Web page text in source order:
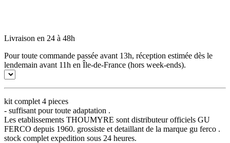
Livraison en 24 à 48h
Pour toute commande passée avant 13h, réception estimée dès le
lendemain avant 11h en Île-de-France (hors week-ends).
kit complet 4 pieces
- suffisant pour toute adaptation .
Les etablissements THOUMYRE sont distributeur officiels GU
FERCO depuis 1960. grossiste et detaillant de la marque gu ferco .
stock complet expedition sous 24 heures.